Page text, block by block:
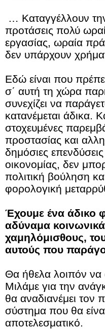
… Καταγγέλλουν
προτάσεις πολύ
εργασίας, ωραία
δεν υπάρχουν
Εδώ είναι που
σ΄ αυτή τη χώρα
συνεχίζει να
κατανέμεται άδικα.
στοχευμένες
προστασίας και
δημόσιες
οικονομίας, δεν
πολιτική βούληση
φορολογική
Έχουμε ένα άδικο
αδύναμα
χαμηλόμισθους,
αυτούς που
Θα ήθελα λοιπόν
Μιλάμε για την
θα αναδιανέμει τον
σύστημα που θα
αποτελεσματικό.